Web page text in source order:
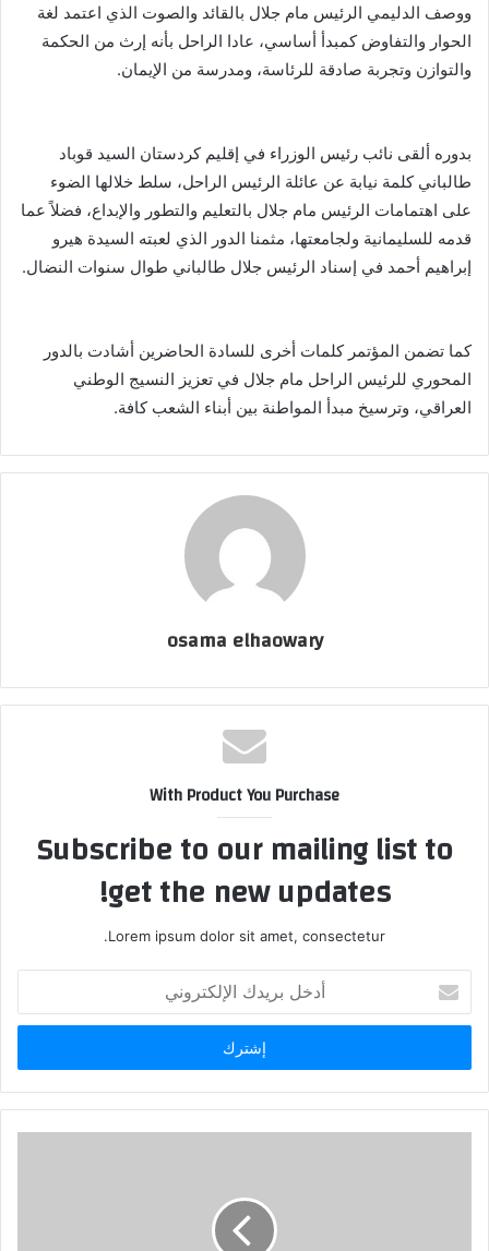
ووصف الدليمي الرئيس مام جلال بالقائد والصوت الذي اعتمد لغة
الحوار والتفاوض كمبدأ أساسي، عادا الراحل بأنه إرث من الحكمة
والتوازن وتجربة صادقة للرئاسة، ومدرسة من الإيمان.
بدوره ألقى نائب رئيس الوزراء في إقليم كردستان السيد قوباد
طالباني كلمة نيابة عن عائلة الرئيس الراحل، سلط خلالها الضوء
على اهتمامات الرئيس مام جلال بالتعليم والتطور والإبداع، فضلاً عما
قدمه للسليمانية ولجامعتها، مثمنا الدور الذي لعبته السيدة هيرو
إبراهيم أحمد في إسناد الرئيس جلال طالباني طوال سنوات النضال.
كما تضمن المؤتمر كلمات أخرى للسادة الحاضرين أشادت بالدور
المحوري للرئيس الراحل مام جلال في تعزيز النسيج الوطني
العراقي، وترسيخ مبدأ المواطنة بين أبناء الشعب كافة.
osama elhaowary
With Product You Purchase
Subscribe to our mailing list to
get the new updates!
Lorem ipsum dolor sit amet, consectetur.
بريدك
الإلكتروني